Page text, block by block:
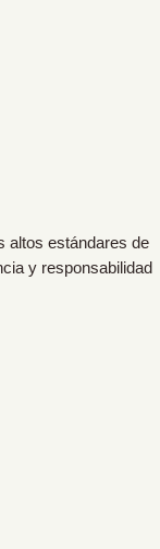
altos estándares de
y responsabilidad